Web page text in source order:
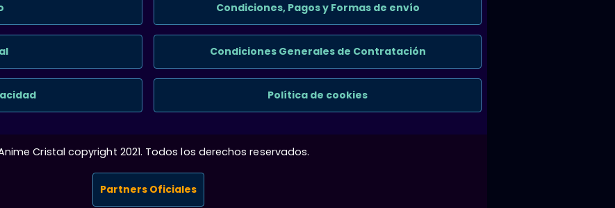
Condiciones, Pagos y Formas de envío
Condiciones Generales de Contratación
Política de cookies
Cristal copyright 2021. Todos los derechos reservados.
Partners Oficiales